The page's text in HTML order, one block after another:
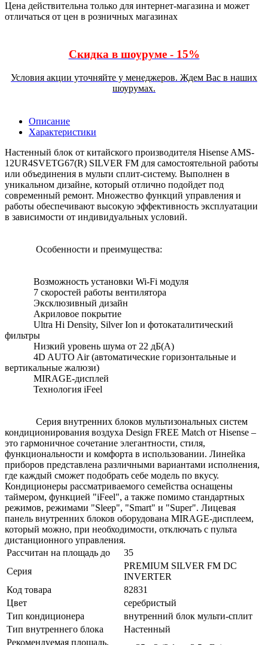
Цена действительна только для интернет-магазина и может
отличаться от цен в розничных магазинах
Скидка в шоуруме - 15%
Условия акции уточняйте у менеджеров. Ждем Вас в наших
шоурумах.
Описание
Характеристики
Настенный блок от китайского производителя Hisense AMS-
12UR4SVETG67(R) SILVER FM для самостоятельной работы
или объединения в мульти сплит-систему. Выполнен в
уникальном дизайне, который отлично подойдет под
современный ремонт. Множество функций управления и
работы обеспечивают высокую эффективность эксплуатации
в зависимости от индивидуальных условий.
Особенности и преимущества:
Возможность установки Wi-Fi модуля
7 скоростей работы вентилятора
Эксклюзивный дизайн
Акриловое покрытие
Ultra Hi Density, Silver Ion и фотокаталитический
фильтры
Низкий уровень шума от 22 дБ(А)
4D AUTO Air (автоматические горизонтальные и
вертикальные жалюзи)
MIRAGE-дисплей
Технология iFeel
Серия внутренних блоков мультизональных систем
кондиционирования воздуха Design FREE Match от Hisense –
это гармоничное сочетание элегантности, стиля,
функциональности и комфорта в использовании. Линейка
приборов представлена различными вариантами исполнения,
где каждый сможет подобрать себе модель по вкусу.
Кондиционеры рассматриваемого семейства оснащены
таймером, функцией "iFeel", а также помимо стандартных
режимов, режимами "Sleep", "Smart" и "Super". Лицевая
панель внутренних блоков оборудована MIRAGE-дисплеем,
который можно, при необходимости, отключать с пульта
дистанционного управления.
Рассчитан на площадь до
35
Серия
PREMIUM SILVER FM DC
INVERTER
Код товара
82831
Цвет
серебристый
Тип кондиционера
внутренний блок мульти-сплит
Тип внутреннего блока
Настенный
Рекомендуемая площадь,